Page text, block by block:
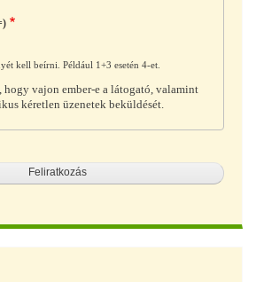
kell beírni. Például 1+3 esetén 4-et.
hogy vajon ember-e a látogató, valamint
kéretlen üzenetek beküldését.